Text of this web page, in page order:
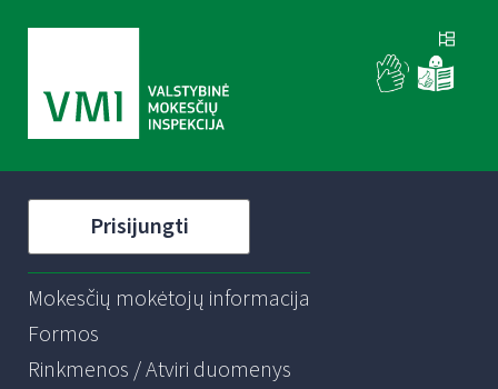
Prisijungti
Mokesčių mokėtojų informacija
Formos
Rinkmenos / Atviri duomenys